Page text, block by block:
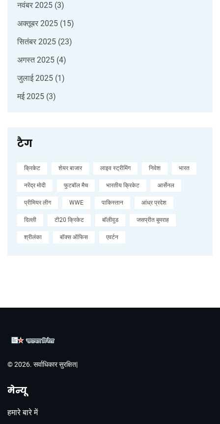
नवंबर 2025 (3)
अक्तूबर 2025 (15)
सितंबर 2025 (23)
अगस्त 2025 (4)
जुलाई 2025 (1)
मई 2025 (3)
टैग
क्रिकेट शेयर बाजार लाइव स्ट्रीमिंग निवेश भारत
नरेंद्र मोदी फुटबॉल मैच भारतीय क्रिकेट आर्सेनल
प्रीमियर लीग WWE पाकिस्तान आंध्र प्रदेश
दिल्ली टी20 क्रिकेट बॉलीवुड जसप्रीत बुमराह
श्रीलंका बॉक्स ऑफिस एवर्टन
© 2026. सर्वाधिकार सुरक्षित|
मेन्यू
हमारे बारे में